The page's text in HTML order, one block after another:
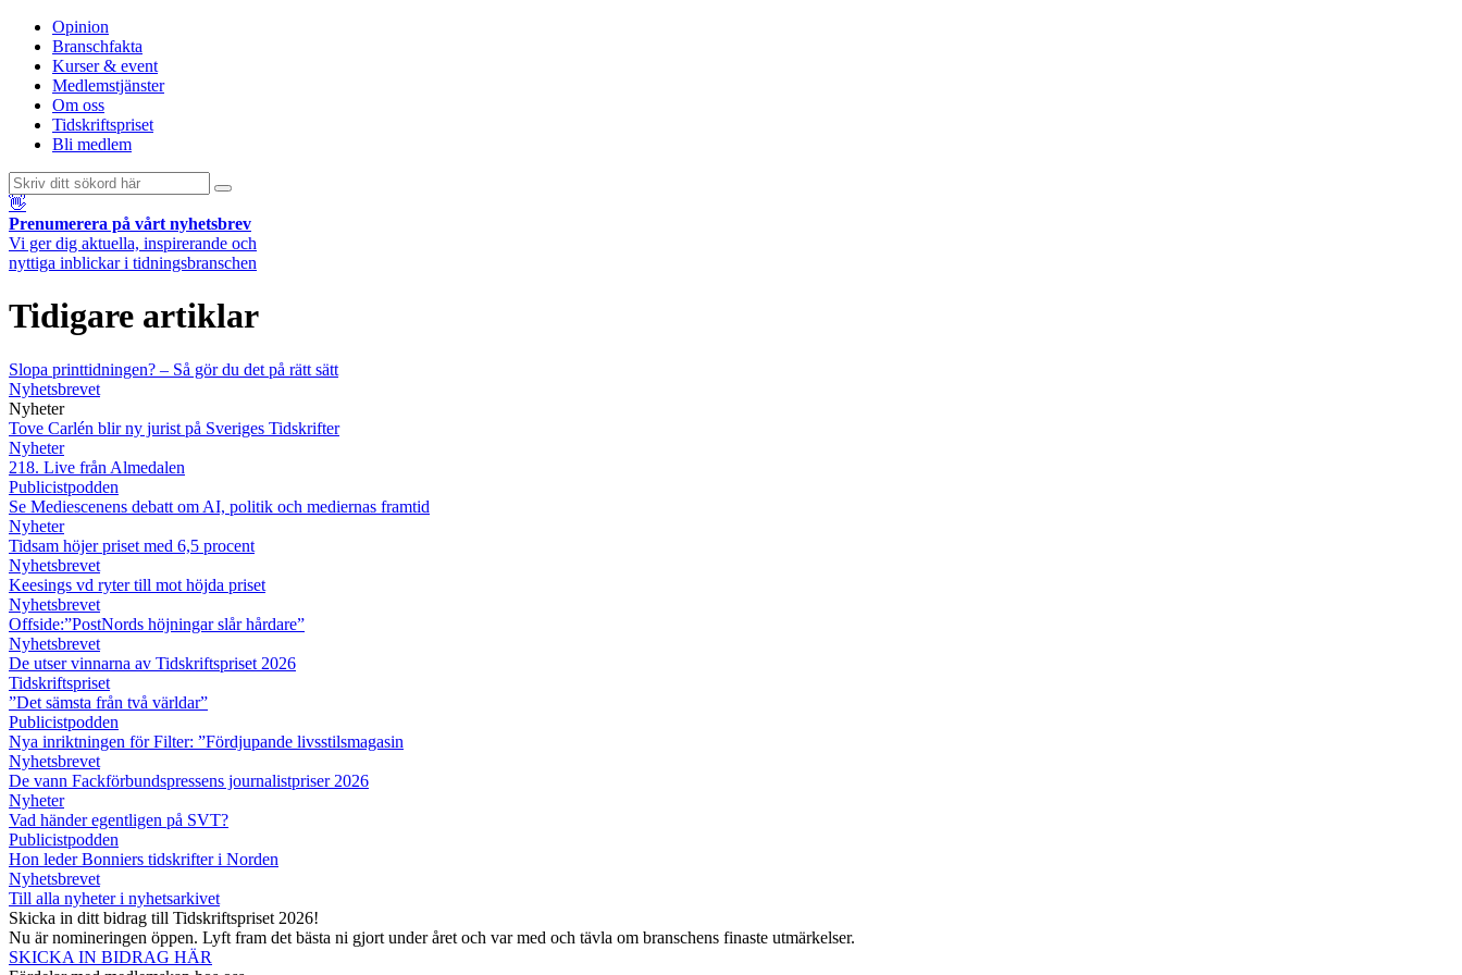
Opinion
Branschfakta
Kurser & event
Medlemstjänster
Om oss
Tidskriftspriset
Bli medlem
👋
Prenumerera på vårt nyhetsbrev
Vi ger dig aktuella, inspirerande och
nyttiga inblickar i tidningsbranschen
Tidigare artiklar
Slopa printtidningen? – Så gör du det på rätt sätt
Nyhetsbrevet
Nyheter
Tove Carlén blir ny jurist på Sveriges Tidskrifter
Nyheter
218. Live från Almedalen
Publicistpodden
Se Mediescenens debatt om AI, politik och mediernas framtid
Nyheter
Tidsam höjer priset med 6,5 procent
Nyhetsbrevet
Keesings vd ryter till mot höjda priset
Nyhetsbrevet
Offside:”PostNords höjningar slår hårdare”
Nyhetsbrevet
De utser vinnarna av Tidskriftspriset 2026
Tidskriftspriset
”Det sämsta från två världar”
Publicistpodden
Nya inriktningen för Filter: ”Fördjupande livsstilsmagasin
Nyhetsbrevet
De vann Fackförbundspressens journalistpriser 2026
Nyheter
Vad händer egentligen på SVT?
Publicistpodden
Hon leder Bonniers tidskrifter i Norden
Nyhetsbrevet
Till alla nyheter i nyhetsarkivet
Skicka in ditt bidrag till Tidskriftspriset 2026!
Nu är nomineringen öppen. Lyft fram det bästa ni gjort under året och var med och tävla om branschens finaste utmärkelser.
SKICKA IN BIDRAG HÄR